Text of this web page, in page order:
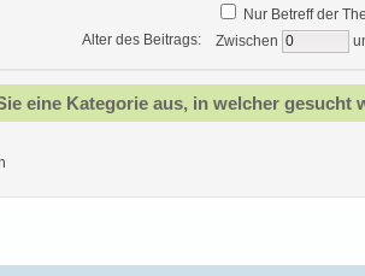
Nur Betreff der
Alter des Beitrags:
Zwischen
eine Kategorie aus, in welcher